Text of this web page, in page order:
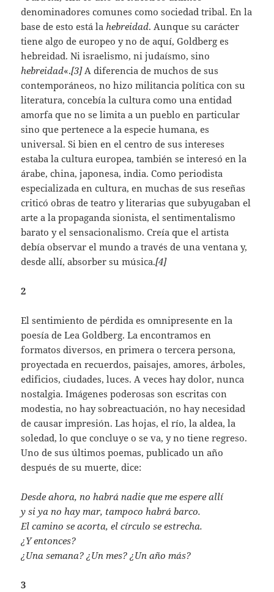
denominadores comunes como sociedad tribal. En la
base de esto está lahebreidad. Aunque su carácter
tiene algo de europeo y no de aquí, Goldberg es
hebreidad. Ni israelismo, ni judaísmo, sino
hebreidad«.[3]A diferencia de muchos de sus
contemporáneos, no hizo militancia política con su
literatura, concebía la cultura como una entidad
amorfa que no se limita a un pueblo en particular
sino que pertenece a la especie humana, es
universal. Si bien en el centro de sus intereses
estaba la cultura europea, también se interesó en la
árabe, china, japonesa, india. Como periodista
especializada en cultura, en muchas de sus reseñas
criticó obras de teatro y literarias que subyugaban el
arte a la propaganda sionista, el sentimentalismo
barato y el sensacionalismo. Creía que el artista
debía observar el mundo a través de una ventana y,
desde allí, absorber su música.[4]
2
El sentimiento de pérdida es omnipresente en la
poesía de Lea Goldberg. La encontramos en
formatos diversos, en primera o tercera persona,
proyectada en recuerdos, paisajes, amores, árboles,
edificios, ciudades, luces. A veces hay dolor, nunca
nostalgia. Imágenes poderosas son escritas con
modestia, no hay sobreactuación, no hay necesidad
de causar impresión. Las hojas, el río, la aldea, la
soledad, lo que concluye o se va, y no tiene regreso.
Uno de sus últimos poemas, publicado un año
después de su muerte, dice:
Desde ahora, no habrá nadie que me espere allí
y si ya no hay mar, tampoco habrá barco.
El camino se acorta, el círculo se estrecha.
¿Y entonces?
¿Una semana? ¿Un mes? ¿Un año más?
3